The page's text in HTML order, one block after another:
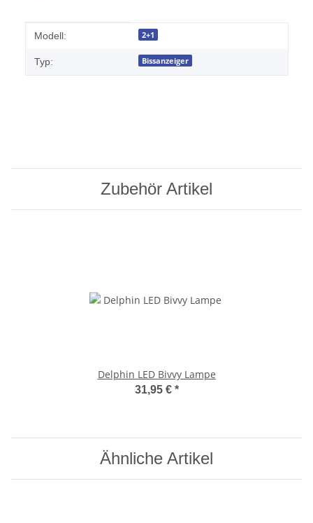
Produkteigenschaft
Wert
Modell: 2+1
Typ: Bissanzeiger
Zubehör Artikel
Delphin LED Bivvy Lampe
31,95 € *
Ähnliche Artikel